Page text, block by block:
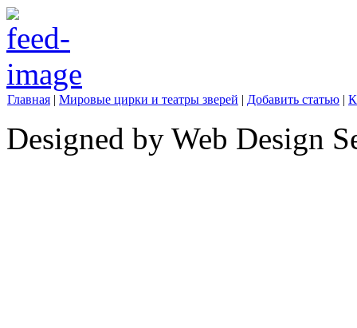
Главная | Мировые цирки и театры зверей | Добавить статью |
Designed by Web Design